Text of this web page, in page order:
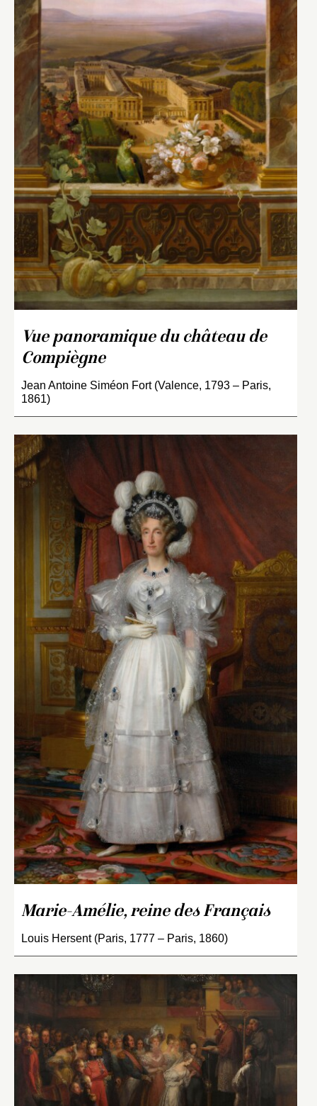
Vue panoramique du château de
Compiègne
Jean Antoine Siméon Fort (Valence, 1793 – Paris,
1861)
Marie-Amélie, reine des Français
Louis Hersent (Paris, 1777 – Paris, 1860)